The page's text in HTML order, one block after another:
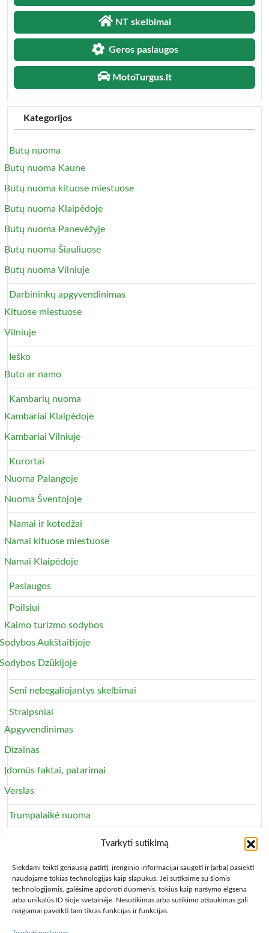
Tvarkyti sutikimą
Siekdami teikti geriausią patirtį, įrenginio informacijai saugoti ir (arba) pasiekti
naudojame tokias technologijas kaip slapukus. Jei sutiksime su šiomis
technologijomis, galėsime apdoroti duomenis, tokius kaip naršymo elgsena
arba unikalūs ID šioje svetainėje. Nesutikimas arba sutikimo atšaukimas gali
neigiamai paveikti tam tikras funkcijas ir funkcijas.
NT skelbimai
Geros paslaugos
MotoTurgus.lt
Kategorijos
Butų nuoma
Butų nuoma Kaune
Butų nuoma kituose miestuose
Butų nuoma Klaipėdoje
Butų nuoma Panevėžyje
Butų nuoma Šiauliuose
Butų nuoma Vilniuje
Darbininkų apgyvendinimas
Kituose miestuose
Vilniuje
Ieško
Buto ar namo
Kambarių nuoma
Kambariai Klaipėdoje
Kambariai Vilniuje
Kurortai
Nuoma Palangoje
Nuoma Šventojoje
Namai ir kotedžai
Namai kituose miestuose
Namai Klaipėdoje
Paslaugos
Poilsiui
Kaimo turizmo sodybos
Sodybos Aukštaitijoje
Sodybos Dzūkijoje
Seni nebegaliojantys skelbimai
Straipsniai
Apgyvendinimas
Dizainas
Įdomūs faktai, patarimai
Verslas
Trumpalaikė nuoma